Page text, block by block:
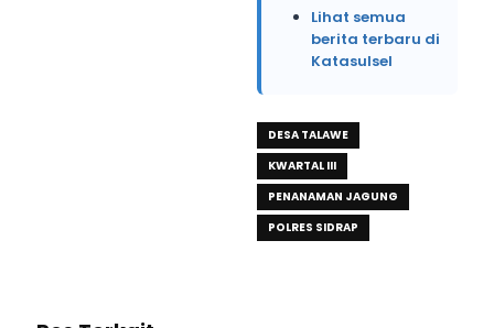
Lihat semua
berita terbaru di
Katasulsel
DESA TALAWE
KWARTAL III
PENANAMAN JAGUNG
POLRES SIDRAP